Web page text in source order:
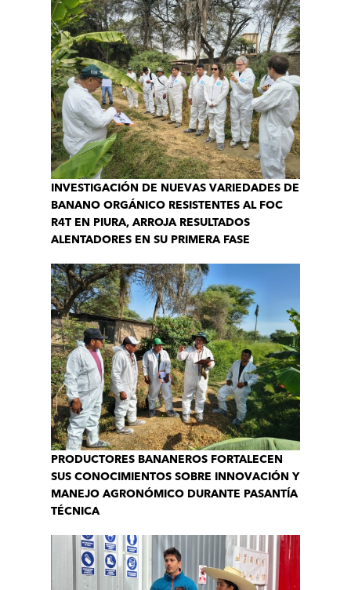
INVESTIGACIÓN DE NUEVAS VARIEDADES DE
BANANO ORGÁNICO RESISTENTES AL FOC
R4T EN PIURA, ARROJA RESULTADOS
ALENTADORES EN SU PRIMERA FASE
PRODUCTORES BANANEROS FORTALECEN
SUS CONOCIMIENTOS SOBRE INNOVACIÓN Y
MANEJO AGRONÓMICO DURANTE PASANTÍA
TÉCNICA